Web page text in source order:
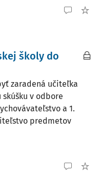
školy do
zaradená učiteľka
v odbore
a 1.
predmetov